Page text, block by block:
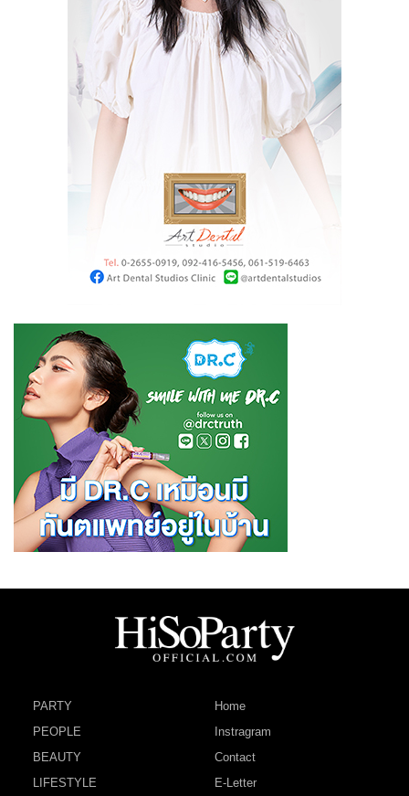
PARTY
PEOPLE
BEAUTY
LIFESTYLE
Home
Instragram
Contact
E-Letter